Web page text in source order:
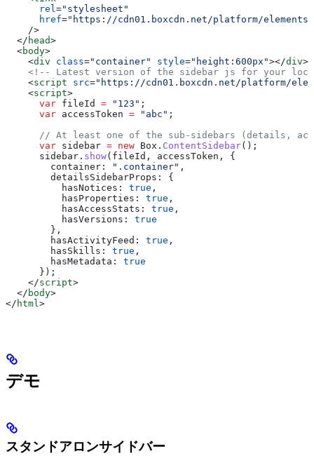
      rel
="stylesheet"
      href
="https://cdn01.boxcdn.net/platform/elements/
    />
  </
head>
  <
body>
    <
div class="container" style="height:600px"></div>
<!-- Latest version of the sidebar js for your
    <
script src="https://cdn01.boxcdn.net/platform/
    <
script>
      var
fileId = "123" ;
      var
accessToken = "abc" ;
// At least one of the sub-sidebars (details,
      var
sidebar = new Box . ContentSidebar();
      sidebar
. show( fileId , accessToken , {
        container:
".container" ,
        detailsSidebarProps:
{
          hasNotices:
true ,
          hasProperties:
true ,
          hasAccessStats:
true ,
          hasVersions:
true
        },
        hasActivityFeed:
true ,
        hasSkills:
true ,
        hasMetadata:
true
      });
    </
script>
  </
body>
</ html>
デモ
スタンドアロンサイドバー